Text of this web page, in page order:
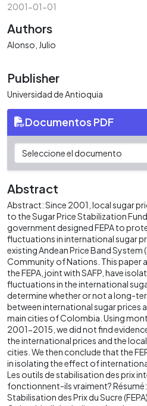
2001-01-01
Authors
Alonso, Julio
Publisher
Universidad de Antioquia
Documentos PDF
Abstract
Abstract: Since 2001, local sugar
to the Sugar Price Stabilization
government designed FEPA to
fluctuations in international sugar
existing Andean Price Band System
Community of Nations. This paper
the FEPA, joint with SAFP, have
fluctuations in the international
determine whether or not a long-
between international sugar prices
main cities of Colombia. Using
2001-2015, we did not find
the international prices and the
cities. We then conclude that the
in isolating the effect of
Les outils de stabilisation des prix
fonctionnent-ils vraiment? Résumé:
Stabilisation des Prix du Sucre